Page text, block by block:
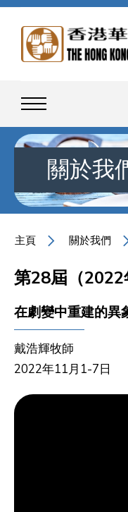
關於我
主頁 關於我們
第28屆（
在劇變中重建的異
戴浩輝牧師
2022年11月1-7日